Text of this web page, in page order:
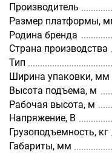
Производитель
Размер платформы,
Родина бренда
Страна производства
Тип
Ширина упаковки, мм
Высота подъема, м
Рабочая высота, м
Напряжение, В
Грузоподъемность, кг
Габариты, мм